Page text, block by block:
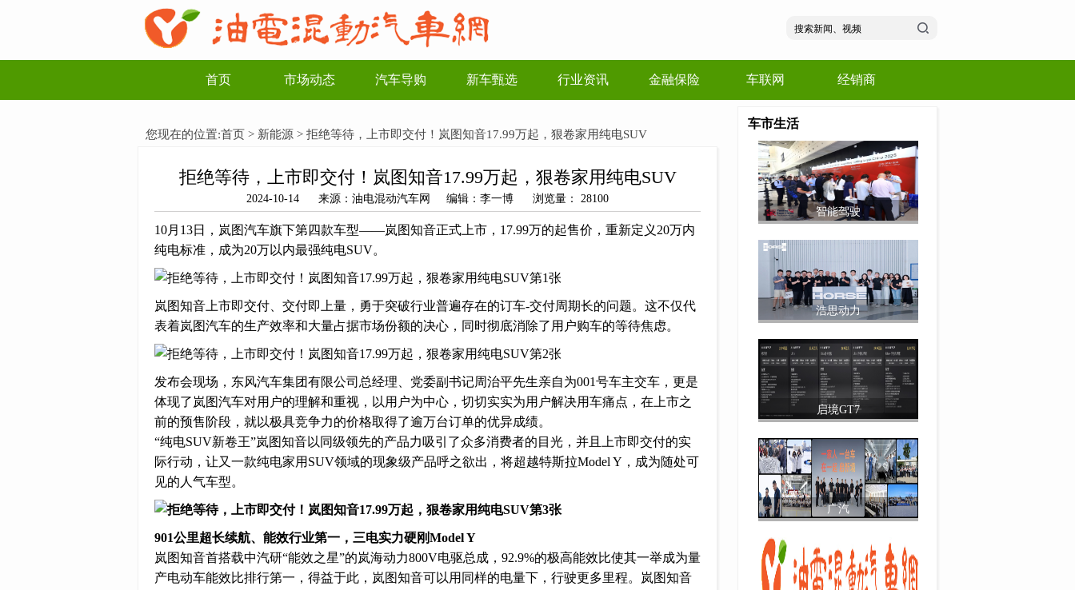
首页 市场动态 汽车导购 新车甄选 行业资讯 金融保险 车联网 经销商
您现在的位置:首页 > 新能源 > 拒绝等待，上市即交付！岚图知音17.99万起，狠卷家用纯电SUV
拒绝等待，上市即交付！岚图知音17.99万起，狠卷家用纯电SUV
2024-10-14 来源：油电混动汽车网 编辑：李一博 浏览量： 28100
10月13日，岚图汽车旗下第四款车型——岚图知音正式上市，17.99万的起售价，重新定义20万内
纯电标准，成为20万以内最强纯电SUV。
岚图知音上市即交付、交付即上量，勇于突破行业普遍存在的订车-交付周期长的问题。这不仅代
表着岚图汽车的生产效率和大量占据市场份额的决心，同时彻底消除了用户购车的等待焦虑。
发布会现场，东风汽车集团有限公司总经理、党委副 书记周治平先生亲自为001号车主交车，更是
体现了岚图汽车对用户的理解和重视，以用户为中心，切切实实为用户解决用车痛点，在上市之
前的预售阶段，就以极具竞争力的价格取得了逾万台订单的优异成绩。
“纯电SUV新卷王”岚图知音以同级领先的产品力吸引了众多消费者的目光，并且上市即交付的实
际行动，让又一款纯电家用SUV领域的现象级产品呼之欲出，将超越特斯拉Model Y，成为随处可
见的人气车型。
901公里超长续航、能效行业第一，三电实力硬刚Model Y
岚图知音首搭载中汽研“能效之星”的岚海动力800V电驱总成，92.9%的极高能效比使其一举成为量
产电动车能效比排行第一，得益于此，岚图知音可以用同样的电量下，行驶更多里程。岚图知音
车市生活
智能驾驶
浩思动力
启境GT7
广汽